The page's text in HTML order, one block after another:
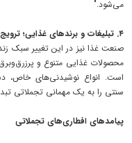
می‌شود."
۴. تبلیغات و برندهای غذایی؛ ترویج مصرف‌گرایی
صنعت غذا نیز در این تغییر سبک
محصولات غذایی متنوع و
است. انواع نوشیدنی‌های خاص،
سنتی را به یک مهمانی تجملاتی
پیامدهای افطاری‌های تجملاتی